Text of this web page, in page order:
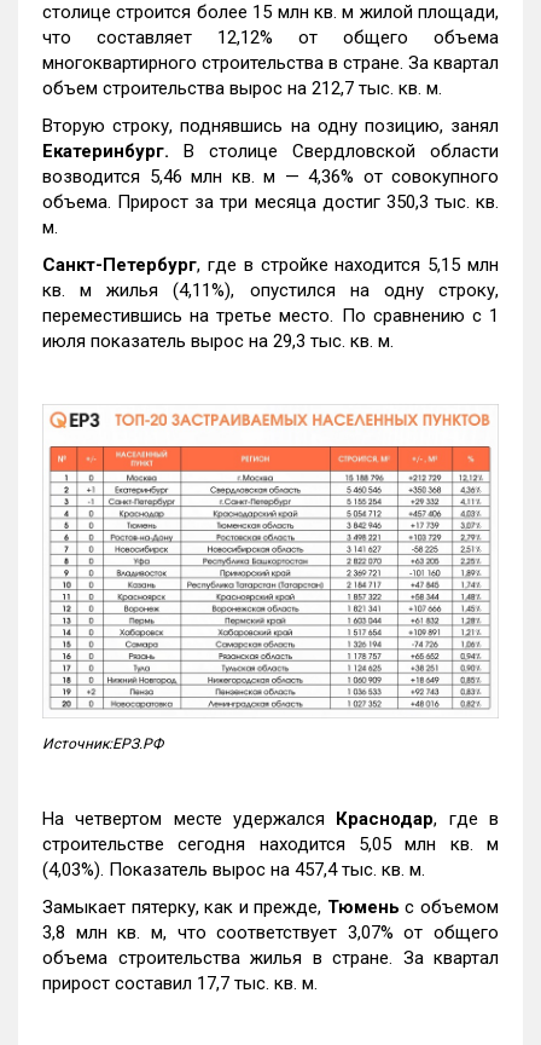
столице строится более 15 млн кв. м жилой площади,
что составляет 12,12% от общего объема
многоквартирного строительства в стране. За квартал
объем строительства вырос на 212,7 тыс. кв. м.
Вторую строку, поднявшись на одну позицию, занял
Екатеринбург. В столице Свердловской области
возводится 5,46 млн кв. м — 4,36% от совокупного
объема. Прирост за три месяца достиг 350,3 тыс. кв.
м.
Санкт-Петербург, где в стройке находится 5,15 млн
кв. м жилья (4,11%), опустился на одну строку,
переместившись на третье место. По сравнению с 1
июля показатель вырос на 29,3 тыс. кв. м.
Источник:ЕРЗ.РФ
На четвертом месте удержался Краснодар, где в
строительстве сегодня находится 5,05 млн кв. м
(4,03%). Показатель вырос на 457,4 тыс. кв. м.
Замыкает пятерку, как и прежде, Тюмень с объемом
3,8 млн кв. м, что соответствует 3,07% от общего
объема строительства жилья в стране. За квартал
прирост составил 17,7 тыс. кв. м.